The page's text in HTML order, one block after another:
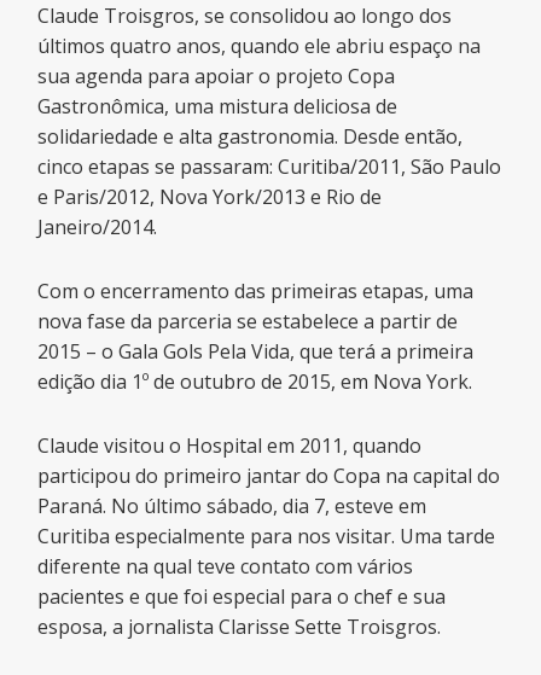
Claude Troisgros, se consolidou ao longo dos
últimos quatro anos, quando ele abriu espaço na
sua agenda para apoiar o projeto Copa
Gastronômica, uma mistura deliciosa de
solidariedade e alta gastronomia. Desde então,
cinco etapas se passaram: Curitiba/2011, São Paulo
e Paris/2012, Nova York/2013 e Rio de
Janeiro/2014.
Com o encerramento das primeiras etapas, uma
nova fase da parceria se estabelece a partir de
2015 – o Gala Gols Pela Vida, que terá a primeira
edição dia 1º de outubro de 2015, em Nova York.
Claude visitou o Hospital em 2011, quando
participou do primeiro jantar do Copa na capital do
Paraná. No último sábado, dia 7, esteve em
Curitiba especialmente para nos visitar. Uma tarde
diferente na qual teve contato com vários
pacientes e que foi especial para o chef e sua
esposa, a jornalista Clarisse Sette Troisgros.